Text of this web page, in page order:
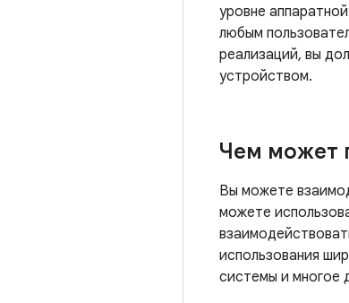
уровне
любым
реализаций, вы
устройством.
Чем может
Вы можете
можете
использования
системы и многое